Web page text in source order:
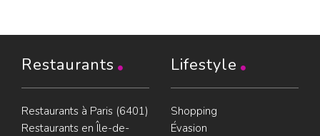
Restaurants
Restaurants à Paris (6401)
Restaurants en Île-de-
Lifestyle
Shopping
Évasion